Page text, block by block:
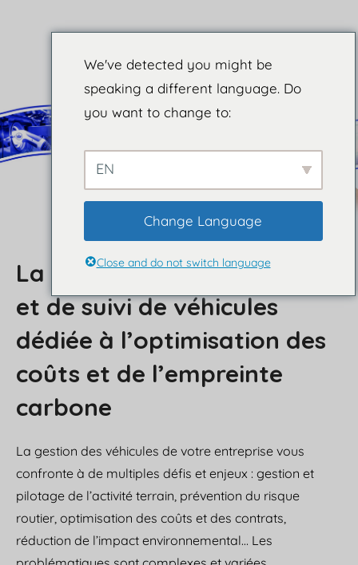
La seule solution de gestion
et de suivi de véhicules
dédiée à l’optimisation des
coûts et de l’empreinte
carbone
La gestion des véhicules de votre entreprise vous
confronte à de multiples défis et enjeux : gestion et
pilotage de l’activité terrain, prévention du risque
routier, optimisation des coûts et des contrats,
réduction de l’impact environnemental… Les
We've detected you might be
speaking a different language. Do
you want to change to:
EN
Change Language
Close and do not switch language